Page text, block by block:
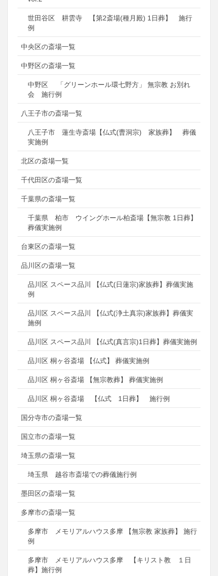
世田谷区 耕雲寺 【第2斎場(種月殿) 1日葬】 施行
例
中央区の斎場一覧
中野区の斎場一覧
中野区 「グリーンホール環七野方」 無宗教 お別れ
会 施行例
八王子市の斎場一覧
八王子市 蓮生寺斎場【仏式(曹洞宗) 家族葬】 葬儀
実施例
北区の斎場一覧
千代田区の斎場一覧
千葉県の斎場一覧
千葉県 柏市 ウイングホール柏斎場【無宗教 1日葬】
葬儀実施例
台東区の斎場一覧
品川区の斎場一覧
品川区 スペース品川 【仏式(日蓮宗)家族葬】葬儀実施
例
品川区 スペース品川 【仏式(浄土真宗)家族葬】葬儀実
施例
品川区 スペース品川 【仏式(真言宗)1日葬】葬儀実施例
品川区 桐ヶ谷斎場 【仏式】 葬儀実施例
品川区 桐ヶ谷斎場 【無宗教葬】 葬儀実施例
品川区 桐ヶ谷斎場 【仏式 1日葬】 施行例
国分寺市の斎場一覧
国立市の斎場一覧
埼玉県の斎場一覧
埼玉県 越谷市斎場での葬儀施行例
墨田区の斎場一覧
多摩市の斎場一覧
多摩市 メモリアルハウス多摩 【無宗教 家族葬】 施行
例
多摩市 メモリアルハウス多摩 【キリスト教 １日
葬】施行例